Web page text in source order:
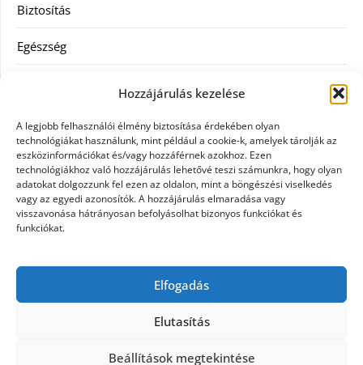
Hozzájárulás kezelése
A legjobb felhasználói élmény biztosítása érdekében olyan
technológiákat használunk, mint például a cookie-k, amelyek tárolják az
eszközinformációkat és/vagy hozzáférnek azokhoz. Ezen
technológiákhoz való hozzájárulás lehetővé teszi számunkra, hogy olyan
adatokat dolgozzunk fel ezen az oldalon, mint a böngészési viselkedés
vagy az egyedi azonosítók. A hozzájárulás elmaradása vagy
visszavonása hátrányosan befolyásolhat bizonyos funkciókat és
funkciókat.
Elfogadás
Elutasítás
Beállítások megtekintése
Biztosítás
Egészség
Ingatlan
Művészetek és szórakozás
Múzeumok
Szolgáltatás
Szórakozás
Webáruház